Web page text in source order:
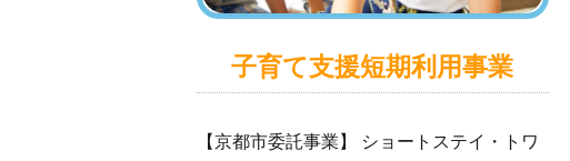
子育て支援短期利用事業
【京都市委託事業】 ショートステイ・トワ